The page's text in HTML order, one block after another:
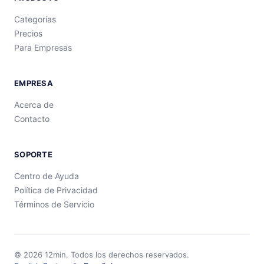
Categorías
Precios
Para Empresas
EMPRESA
Acerca de
Contacto
SOPORTE
Centro de Ayuda
Política de Privacidad
Términos de Servicio
© 2026 12min. Todos los derechos reservados.